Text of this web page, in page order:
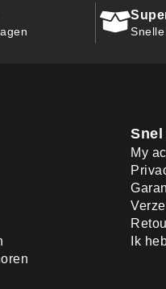
Snel
My
Ik